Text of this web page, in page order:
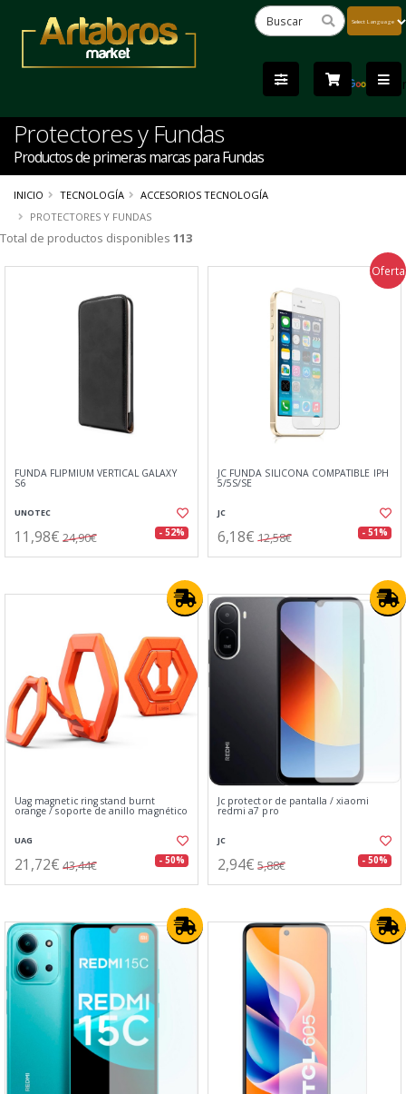
by
Protectores y Fundas
Productos de primeras marcas para Fundas
INICIO TECNOLOGÍA
ACCESORIOS TECNOLOGÍA
PROTECTORES Y FUNDAS
Total de productos disponibles 113
FUNDA FLIPMIUM VERTICAL GALAXY
S6
UNOTEC
11,98€ 24,90€ - 52%
Oferta
JC FUNDA SILICONA COMPATIBLE IPH
5/5S/SE
JC
6,18€ 12,58€ - 51%
Uag magnetic ring stand burnt
orange / soporte de anillo magnético
UAG
21,72€ 43,44€ - 50%
Jc protector de pantalla / xiaomi
redmi a7 pro
JC
2,94€ 5,88€ - 50%